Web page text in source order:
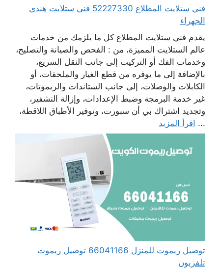
فني ستلايت المطلاع 52227330 فني ستلايت هندي
الجهراء
يقدم فني ستلايت المطلاع كل ما يلزمك من خدمات
عالم الستلايت المميزة، من : الفحص والصيانة والتصليح،
وخدمات الفك أو التركيب إلى جانب النقل السريع،
بالإضافة إلى ما يوفره من قطع الغيار والملحقات، أو
الكابلات والوصلات، إلى جانب الستاندات والريموتات،
غير خدمة البرمجة وضبط الإعدادات، وإزالة التشفير،
وتجديد اشتراك بي أن سبورت، وتوفير الأطباق اللاقطة،
... اقرأ المزيد
توصيل ريموت للمنزل 66041166 توصيل ريموت
تلفزيون